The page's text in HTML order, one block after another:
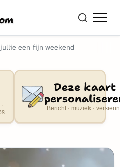
een fijn weekend
Deze kaart
Bericht · muziek ·